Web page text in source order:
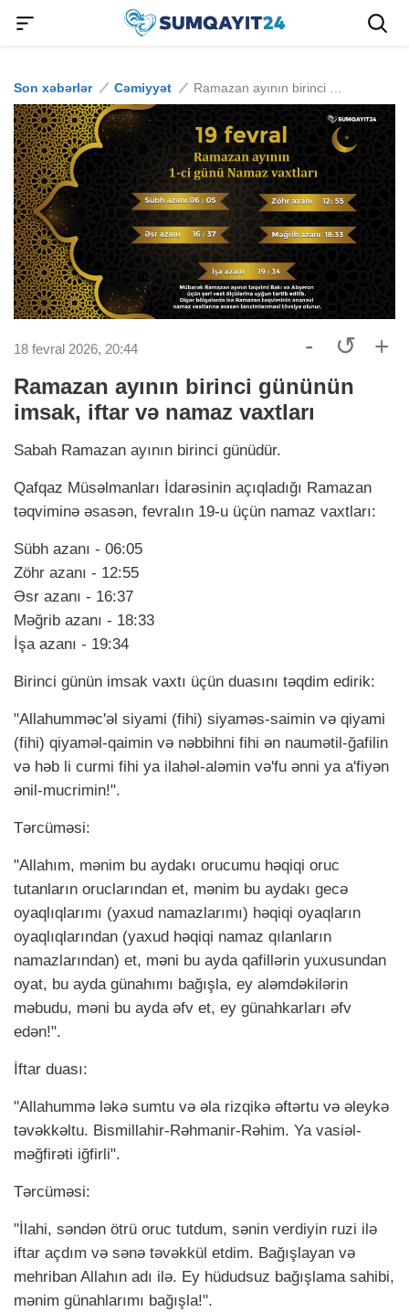
Son xəbərlər Cəmiyyət
18 fevral 2026, 20:44 - ↺ +
Ramazan ayının birinci gününün
imsak, iftar və namaz vaxtları
Sabah Ramazan ayının birinci günüdür.
Qafqaz Müsəlmanları İdarəsinin açıqladığı Ramazan
təqviminə əsasən, fevralın 19-u üçün namaz vaxtları:
Sübh azanı - 06:05
Zöhr azanı - 12:55
Əsr azanı - 16:37
Məğrib azanı - 18:33
İşa azanı - 19:34
Birinci günün imsak vaxtı üçün duasını təqdim edirik:
"Allahumməc'əl siyami (fihi) siyaməs-saimin və qiyami
(fihi) qiyaməl-qaimin və nəbbihni fihi ən naumətil-ğafilin
və həb li curmi fihi ya ilahəl-aləmin və'fu ənni ya a'fiyən
ənil-mucrimin!".
Tərcüməsi:
"Allahım, mənim bu aydakı orucumu həqiqi oruc
tutanların oruclarından et, mənim bu aydakı gecə
oyaqlıqlarımı (yaхud namazlarımı) həqiqi oyaqların
oyaqlıqlarından (yaхud həqiqi namaz qılanların
namazlarından) et, məni bu ayda qafillərin yuхusundan
oyat, bu ayda günahımı bağışla, ey aləmdəkilərin
məbudu, məni bu ayda əfv et, ey günahkarları əfv
edən!".
İftar duası:
"Allahummə ləkə sumtu və əla rizqikə əftərtu və əleykə
təvəkkəltu. Bismillahir-Rəhmanir-Rəhim. Ya vasiəl-
məğfirəti iğfirli".
Tərcüməsi:
"İlahi, səndən ötrü oruc tutdum, sənin verdiyin ruzi ilə
iftar açdım və sənə təvəkkül etdim. Bağışlayan və
mehriban Allahın adı ilə. Ey hüdudsuz bağışlama sahibi,
mənim günahlarımı bağışla!".